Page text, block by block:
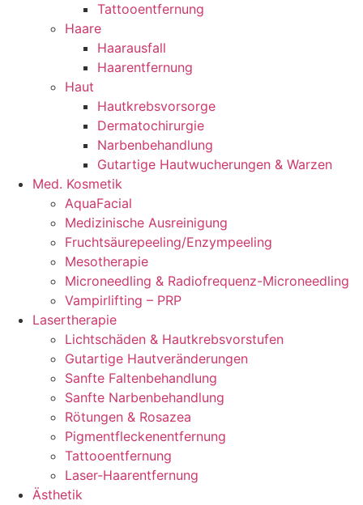
Tattooentfernung
Haare
Haarausfall
Haarentfernung
Haut
Hautkrebsvorsorge
Dermatochirurgie
Narbenbehandlung
Gutartige Hautwucherungen & Warzen
Med. Kosmetik
AquaFacial
Medizinische Ausreinigung
Fruchtsäurepeeling/Enzympeeling
Mesotherapie
Microneedling & Radiofrequenz-Microneedling
Vampirlifting – PRP
Lasertherapie
Lichtschäden & Hautkrebsvorstufen
Gutartige Hautveränderungen
Sanfte Faltenbehandlung
Sanfte Narbenbehandlung
Rötungen & Rosazea
Pigmentfleckenentfernung
Tattooentfernung
Laser-Haarentfernung
Ästhetik